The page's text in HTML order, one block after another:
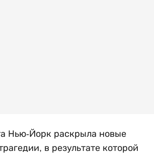
Нью-Йорк раскрыла новые
в результате которой